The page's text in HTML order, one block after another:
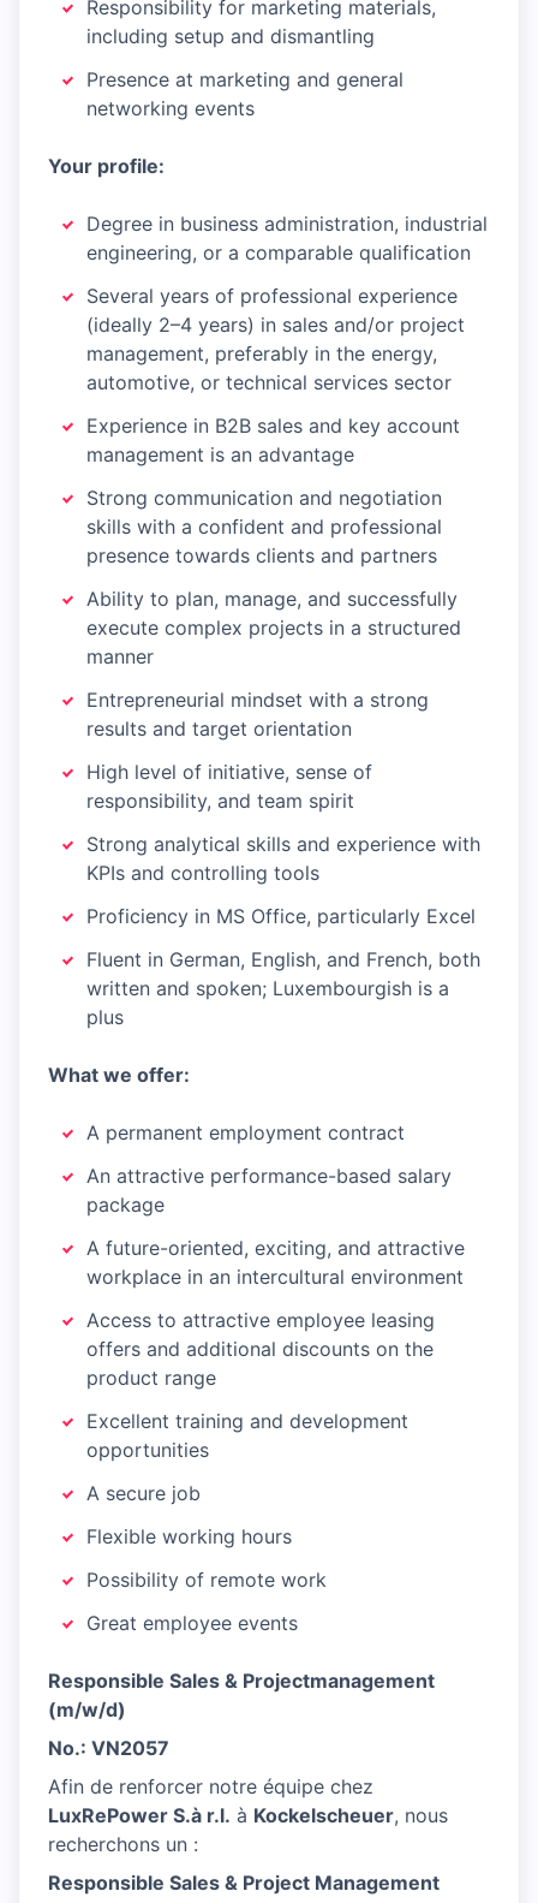
Responsibility for marketing materials,
including setup and dismantling
Presence at marketing and general
networking events
Your profile:
Degree in business administration, industrial
engineering, or a comparable qualification
Several years of professional experience
(ideally 2–4 years) in sales and/or project
management, preferably in the energy,
automotive, or technical services sector
Experience in B2B sales and key account
management is an advantage
Strong communication and negotiation
skills with a confident and professional
presence towards clients and partners
Ability to plan, manage, and successfully
execute complex projects in a structured
manner
Entrepreneurial mindset with a strong
results and target orientation
High level of initiative, sense of
responsibility, and team spirit
Strong analytical skills and experience with
KPIs and controlling tools
Proficiency in MS Office, particularly Excel
Fluent in German, English, and French, both
written and spoken; Luxembourgish is a
plus
What we offer:
A permanent employment contract
An attractive performance-based salary
package
A future-oriented, exciting, and attractive
workplace in an intercultural environment
Access to attractive employee leasing
offers and additional discounts on the
product range
Excellent training and development
opportunities
A secure job
Flexible working hours
Possibility of remote work
Great employee events
Responsible Sales & Projectmanagement
(m/w/d)
No.: VN2057
Afin de renforcer notre équipe chez
LuxRePower S.à r.l. à Kockelscheuer, nous
recherchons un :
Responsible Sales & Project Management